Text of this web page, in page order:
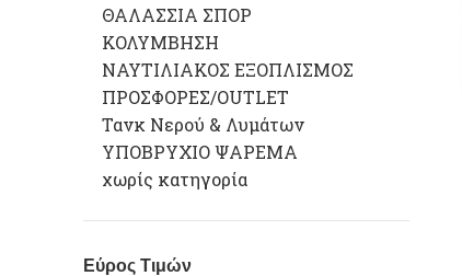
ΘΑΛΑΣΣΙΑ ΣΠΟΡ
ΚΟΛΥΜΒΗΣΗ
ΝΑΥΤΙΛΙΑΚΟΣ ΕΞΟΠΛΙΣΜΟΣ
ΠΡΟΣΦΟΡΕΣ/OUTLET
Τανκ Νερού & Λυμάτων
ΥΠΟΒΡΥΧΙΟ ΨΑΡΕΜΑ
χωρίς κατηγορία
Εύρος Τιμών